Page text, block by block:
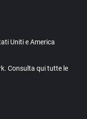
Uniti e America
Consulta qui tutte le